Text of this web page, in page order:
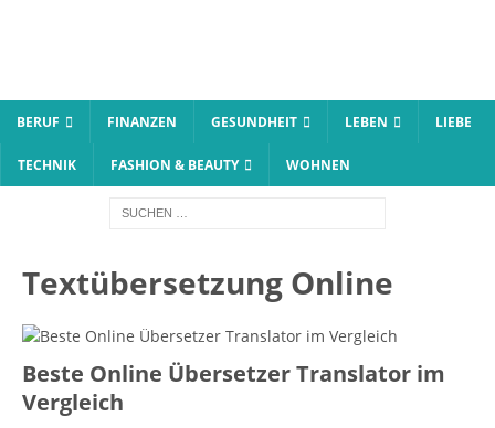
BERUF FINANZEN GESUNDHEIT LEBEN LIEBE
TECHNIK FASHION & BEAUTY WOHNEN
Textübersetzung Online
Beste Online Übersetzer Translator im
Vergleich